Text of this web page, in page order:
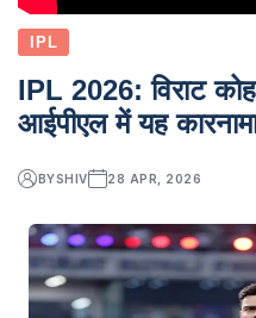
IPL
IPL 2026: विराट
आईपीएल में यह
BYSHIV 28 APR, 2026